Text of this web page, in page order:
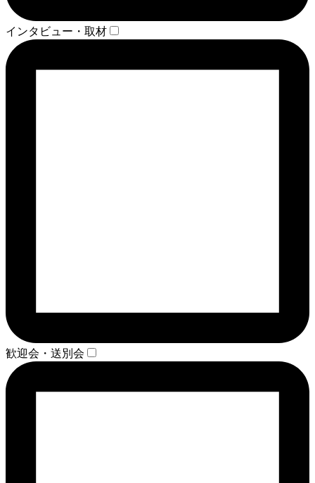
インタビュー・取材
歓迎会・送別会